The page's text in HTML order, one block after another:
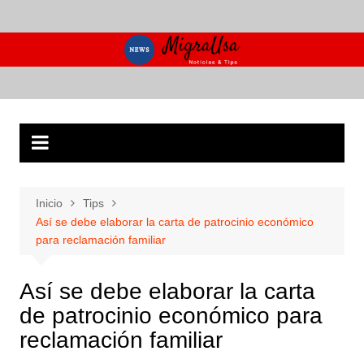
al
Inicio
Tips
Así se debe elaborar la carta de patrocinio económico
para reclamación familiar
Así se debe elaborar la carta
de patrocinio económico para
reclamación familiar